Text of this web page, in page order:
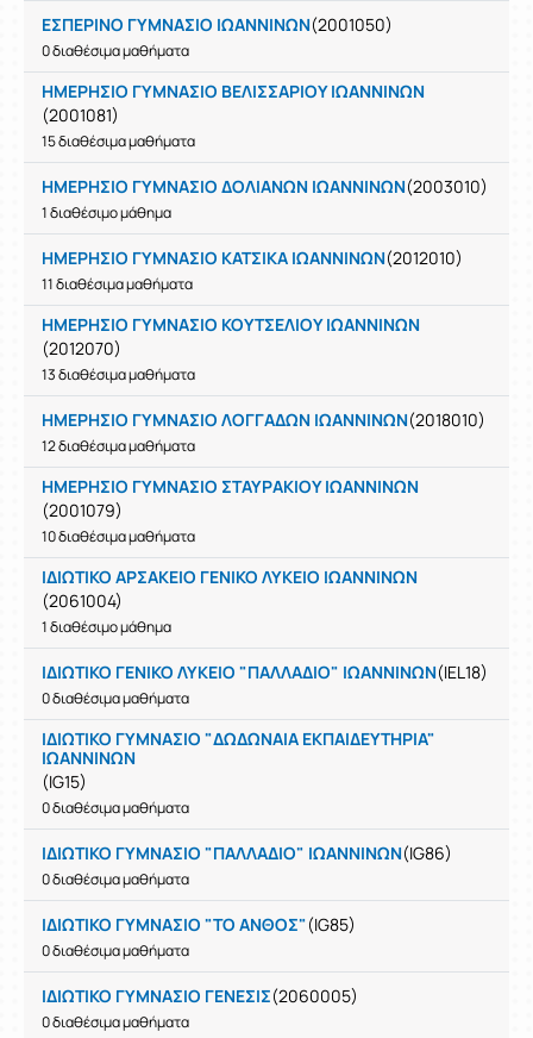
ΕΣΠΕΡΙΝΟ ΓΥΜΝΑΣΙΟ ΙΩΑΝΝΙΝΩΝ(2001050)
0 διαθέσιμα μαθήματα
ΗΜΕΡΗΣΙΟ ΓΥΜΝΑΣΙΟ ΒΕΛΙΣΣΑΡΙΟΥ ΙΩΑΝΝΙΝΩΝ
(2001081)
15 διαθέσιμα μαθήματα
ΗΜΕΡΗΣΙΟ ΓΥΜΝΑΣΙΟ ΔΟΛΙΑΝΩΝ ΙΩΑΝΝΙΝΩΝ(2003010)
1 διαθέσιμο μάθημα
ΗΜΕΡΗΣΙΟ ΓΥΜΝΑΣΙΟ ΚΑΤΣΙΚΑ ΙΩΑΝΝΙΝΩΝ(2012010)
11 διαθέσιμα μαθήματα
ΗΜΕΡΗΣΙΟ ΓΥΜΝΑΣΙΟ ΚΟΥΤΣΕΛΙΟΥ ΙΩΑΝΝΙΝΩΝ
(2012070)
13 διαθέσιμα μαθήματα
ΗΜΕΡΗΣΙΟ ΓΥΜΝΑΣΙΟ ΛΟΓΓΑΔΩΝ ΙΩΑΝΝΙΝΩΝ(2018010)
12 διαθέσιμα μαθήματα
ΗΜΕΡΗΣΙΟ ΓΥΜΝΑΣΙΟ ΣΤΑΥΡΑΚΙΟΥ ΙΩΑΝΝΙΝΩΝ
(2001079)
10 διαθέσιμα μαθήματα
ΙΔΙΩΤΙΚΟ ΑΡΣΑΚΕΙΟ ΓΕΝΙΚΟ ΛΥΚΕΙΟ ΙΩΑΝΝΙΝΩΝ
(2061004)
1 διαθέσιμο μάθημα
ΙΔΙΩΤΙΚΟ ΓΕΝΙΚΟ ΛΥΚΕΙΟ "ΠΑΛΛΑΔΙΟ" ΙΩΑΝΝΙΝΩΝ(IEL18)
0 διαθέσιμα μαθήματα
ΙΔΙΩΤΙΚΟ ΓΥΜΝΑΣΙΟ "ΔΩΔΩΝΑΙΑ ΕΚΠΑΙΔΕΥΤΗΡΙΑ"
ΙΩΑΝΝΙΝΩΝ
(IG15)
0 διαθέσιμα μαθήματα
ΙΔΙΩΤΙΚΟ ΓΥΜΝΑΣΙΟ "ΠΑΛΛΑΔΙΟ" ΙΩΑΝΝΙΝΩΝ(IG86)
0 διαθέσιμα μαθήματα
ΙΔΙΩΤΙΚΟ ΓΥΜΝΑΣΙΟ "ΤΟ ΑΝΘΟΣ"(IG85)
0 διαθέσιμα μαθήματα
ΙΔΙΩΤΙΚΟ ΓΥΜΝΑΣΙΟ ΓΕΝΕΣΙΣ(2060005)
0 διαθέσιμα μαθήματα